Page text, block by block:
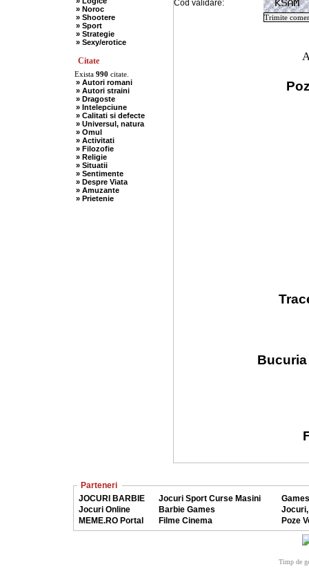
» Noroc
» Shootere
» Sport
» Strategie
» Sexy/erotice
Citate
Exista 990 citate.
» Autori romani
» Autori straini
» Dragoste
» Intelepciune
» Calitati si defecte
» Universul, natura
» Omul
» Activitati
» Filozofie
» Religie
» Situatii
» Sentimente
» Despre Viata
» Amuzante
» Prietenie
Cod validare:
Parteneri
JOCURI BARBIE
Jocuri Sport Curse Masini
Jocuri Online
Barbie Games
MEME.RO Portal
Filme Cinema Poze
Timp de